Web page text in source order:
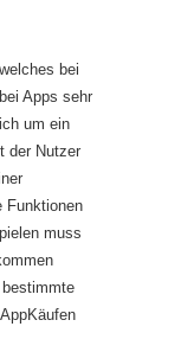
bei
Apps sehr
um ein
der Nutzer
Funktionen
muss